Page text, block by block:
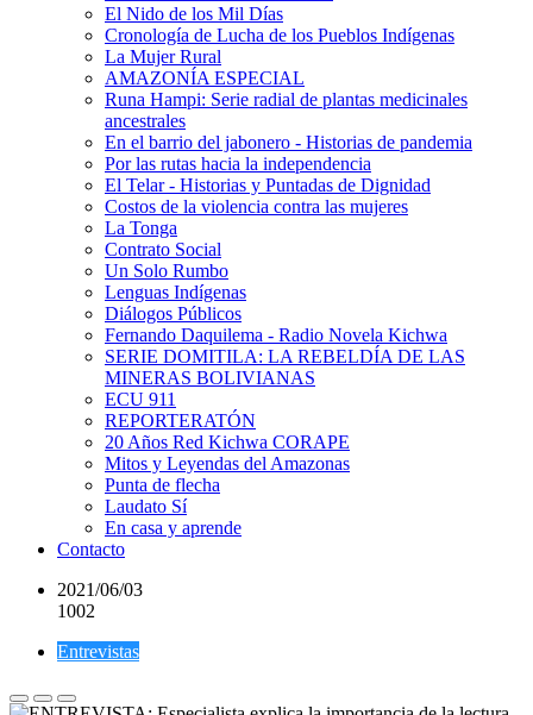
El Nido de los Mil Días
Cronología de Lucha de los Pueblos Indígenas
La Mujer Rural
AMAZONÍA ESPECIAL
Runa Hampi: Serie radial de plantas medicinales
ancestrales
En el barrio del jabonero - Historias de pandemia
Por las rutas hacia la independencia
El Telar - Historias y Puntadas de Dignidad
Costos de la violencia contra las mujeres
La Tonga
Contrato Social
Un Solo Rumbo
Lenguas Indígenas
Diálogos Públicos
Fernando Daquilema - Radio Novela Kichwa
SERIE DOMITILA: LA REBELDÍA DE LAS
MINERAS BOLIVIANAS
ECU 911
REPORTERATÓN
20 Años Red Kichwa CORAPE
Mitos y Leyendas del Amazonas
Punta de flecha
Laudato Sí
En casa y aprende
Contacto
2021/06/03
1002
Entrevistas